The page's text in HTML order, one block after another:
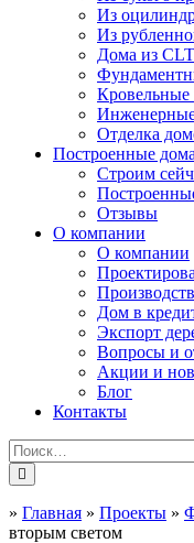
Из
Из
Дома из
Кровельные
Отделка
Построенные дома
Строим
Отзывы
О компании
О компании
Дом в
Экспорт
Вопросы и
Акции и
Блог
Контакты
» Главная » Проекты »
вторым светом